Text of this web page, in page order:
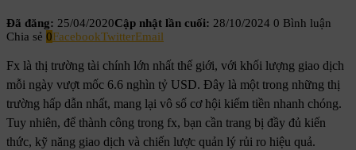
Đã đăng: 25/04/2020Cập nhật lần cuối: 28/10/2024 0 Bình luận
Chia sẻ 0FacebookTwitterEmail
Fx là thị trường tài chính lớn nhất thế giới, với khối lượng giao dịch
mỗi ngày vượt mốc 6.6 nghìn tỷ USD. Đây là một trong những thị
trường hấp dẫn nhất, mang lại vô số cơ hội kiếm tiền nhanh chóng.
Tuy nhiên, để thành công trong fx, bạn cần trang bị đầy đủ kiến
thức, kỹ năng giao dịch và chiến lược quản lý rủi ro hiệu quả.